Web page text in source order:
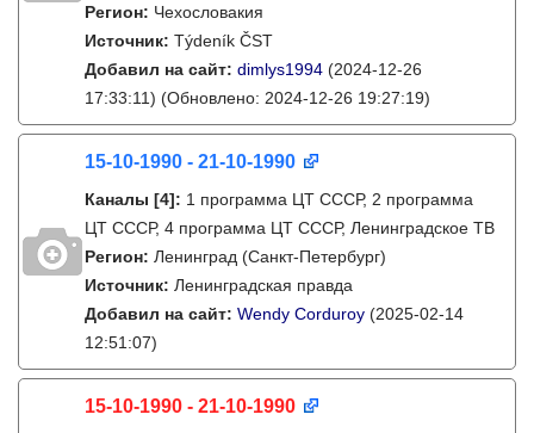
Регион: Чехословакия
Источник: Týdeník ČST
Добавил на сайт: dimlys1994 (2024-12-26
17:33:11) (Обновлено: 2024-12-26 19:27:19)
15-10-1990 - 21-10-1990
Каналы [4]: 1 программа ЦТ СССР, 2 программа
ЦТ СССР, 4 программа ЦТ СССР, Ленинградское ТВ
Регион: Ленинград (Санкт-Петербург)
Источник: Ленинградская правда
Добавил на сайт: Wendy Corduroy (2025-02-14
12:51:07)
15-10-1990 - 21-10-1990